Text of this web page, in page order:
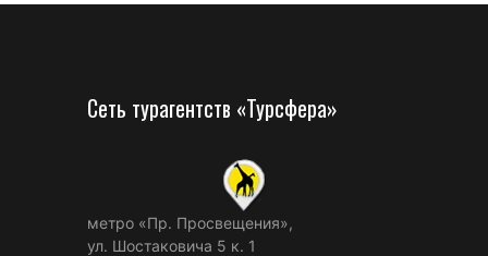
Сеть турагентств «Турсфера»
метро «Пр. Просвещения»,
ул. Шостаковича 5 к. 1